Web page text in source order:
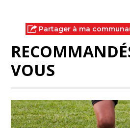
Partager à ma
VOUS